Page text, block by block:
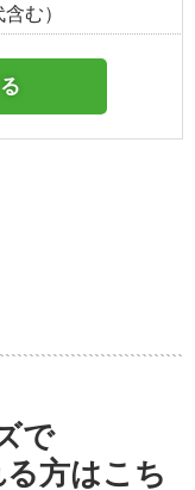
む）
で
方はこち